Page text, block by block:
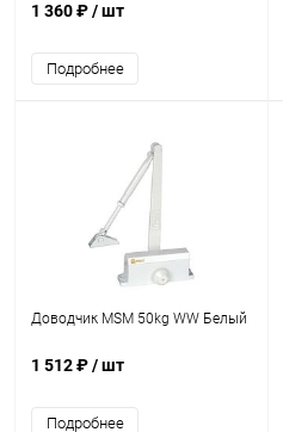
1 360 ₽/ шт
Подробнее
Доводчик MSM 50kg WW Белый
1 512 ₽/ шт
Подробнее